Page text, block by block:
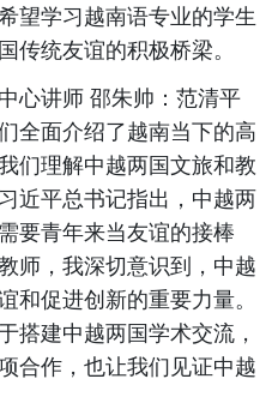
望学习越南语专业的学生
传统友谊的积极桥梁。
心讲师 邵朱帅：范清平
全面介绍了越南当下的高
们理解中越两国文旅和教
近平总书记指出，中越两
要青年来当友谊的接棒
师，我深切意识到，中越
和促进创新的重要力量。
搭建中越两国学术交流，
合作，也让我们见证中越